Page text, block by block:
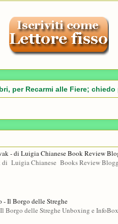
per Recarmi alle Fiere;
- di Luigia Chianese Book Review
di Luigia Chianese Books Review
- Il Borgo delle Streghe
Borgo delle Streghe Unboxing e